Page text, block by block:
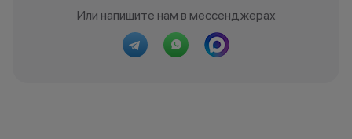
Или напишите нам в мессенджерах